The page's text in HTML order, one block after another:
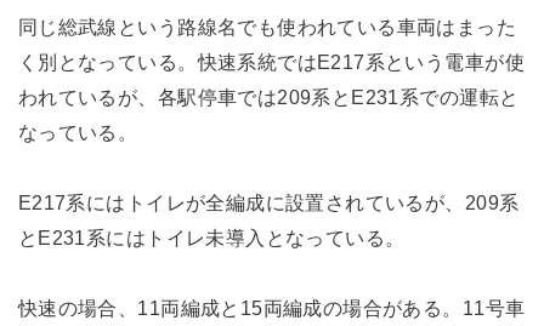
同じ総武線という路線名でも使われている車両はまった
く別となっている。快速系統ではE217系という電車が使
われているが、各駅停車では209系とE231系での運転と
なっている。
E217系にはトイレが全編成に設置されているが、209系
とE231系にはトイレ未導入となっている。
快速の場合、11両編成と15両編成の場合がある。11号車